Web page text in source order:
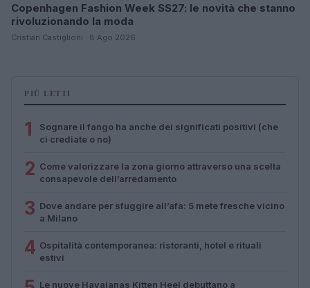
Copenhagen Fashion Week SS27: le novità che stanno
rivoluzionando la moda
Cristian Castiglioni · 8 Ago 2026
PIÙ LETTI
1
Sognare il fango ha anche dei significati positivi (che
ci crediate o no)
2 Come valorizzare la zona giorno attraverso una scelta
consapevole dell’arredamento
3 Dove andare per sfuggire all’afa: 5 mete fresche vicino
a Milano
4 Ospitalità contemporanea: ristoranti, hotel e rituali
estivi
Le nuove Havaianas Kitten Heel debuttano a